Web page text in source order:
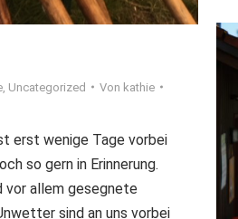
Uncategorized Von kathie
erst wenige Tage vorbei
so gern in Erinnerung.
vor allem gesegnete
sind an uns vorbei